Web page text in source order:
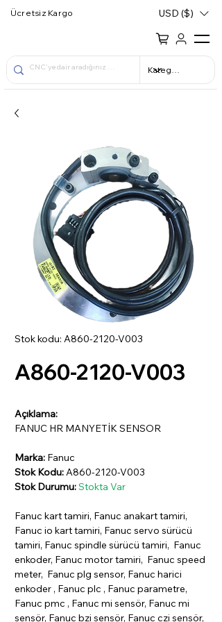
Ücretsiz Kargo USD ($)
Stok kodu: A860-2120-V003
A860-2120-V003
Açıklama:
FANUC HR MANYETİK SENSOR
Marka: Fanuc
Stok Kodu:A860-2120-V003
Stok Durumu:Stokta Var
Fanuc kart tamiri, Fanuc anakart tamiri,
Fanuc io kart tamiri, Fanuc servo sürücü
tamiri, Fanuc spindle sürücü tamiri, Fanuc
enkoder, Fanuc motor tamiri, Fanuc speed
meter, Fanuc plg sensor, Fanuc harici
enkoder , Fanuc plc , Fanuc parametre,
Fanuc pmc , Fanuc mi sensör, Fanuc mi
sensör, Fanuc bzi sensör, Fanuc czi sensör,